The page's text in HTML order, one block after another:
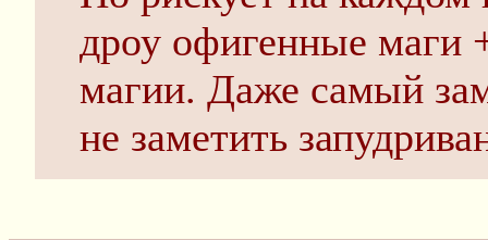
дроу офигенные маги
магии. Даже самый
не заметить